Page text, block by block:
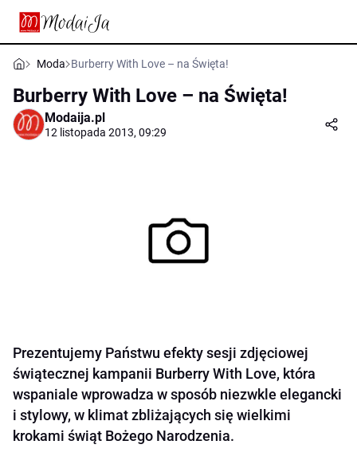
Moda Burberry With Love – na Święta!
Burberry With Love – na Święta!
Modaija.pl
12 listopada 2013, 09:29
Prezentujemy Państwu efekty sesji zdjęciowej
świątecznej kampanii Burberry With Love, która
wspaniale wprowadza w sposób niezwkle elegancki
i stylowy, w klimat zbliżających się wielkimi
krokami świąt Bożego Narodzenia.